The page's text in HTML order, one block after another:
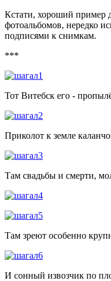
Кстати, хороший пример
фотоальбомов, нередко
подписями к снимкам.
***
Тот Витебск его -
Приколот к земле
Там свадьбы и смерти,
Там зреют особенно
И сонный извозчик по